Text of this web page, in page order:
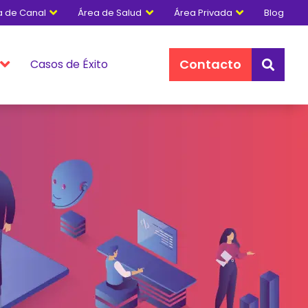

de Canal 
Área de Salud 
Área Privada Blog
 Casos de Éxito Contacto 